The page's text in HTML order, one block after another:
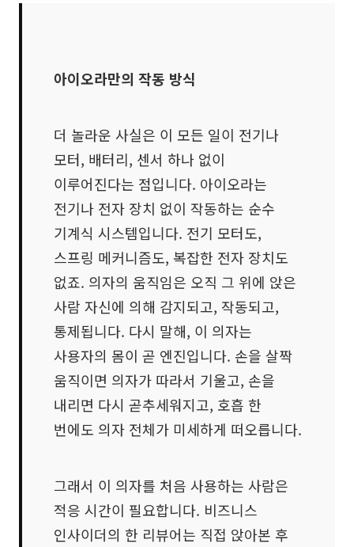
아이오라만의 작동 방식
더 놀라운 사실은 이 모든 일이 전기나
모터, 배터리, 센서 하나 없이
이루어진다는 점입니다. 아이오라는
전기나 전자 장치 없이 작동하는 순수
기계식 시스템입니다. 전기 모터도,
스프링 메커니즘도, 복잡한 전자 장치도
없죠. 의자의 움직임은 오직 그 위에 앉은
사람 자신에 의해 감지되고, 작동되고,
통제됩니다. 다시 말해, 이 의자는
사용자의 몸이 곧 엔진입니다. 손을 살짝
움직이면 의자가 따라서 기울고, 손을
내리면 다시 곧추세워지고, 호흡 한
번에도 의자 전체가 미세하게 떠오릅니다.
그래서 이 의자를 처음 사용하는 사람은
적응 시간이 필요합니다. 비즈니스
인사이더의 한 리뷰어는 직접 앉아본 후